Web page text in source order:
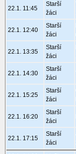
22.1. 11:45
Starší
žáci
22.1. 12:40
Starší
žáci
22.1. 13:35
Starší
žáci
22.1. 14:30
Starší
žáci
22.1. 15:25
Starší
žáci
22.1. 16:20
Starší
žáci
22.1. 17:15
Starší
žáci